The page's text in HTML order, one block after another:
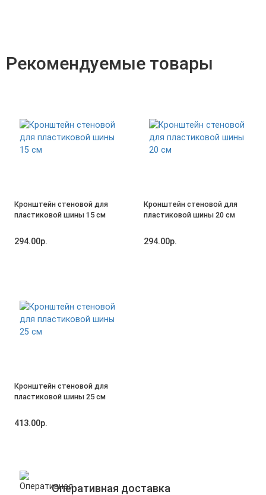
Рекомендуемые товары
Кронштейн стеновой для
пластиковой шины 15 см
294.00р.
Кронштейн стеновой для
пластиковой шины 20 см
294.00р.
Кронштейн стеновой для
пластиковой шины 25 см
413.00р.
Оперативная доставка